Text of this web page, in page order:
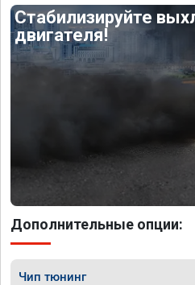
Стабилизируйте
двигателя!
Дополнительные опции:
Чип тюнинг